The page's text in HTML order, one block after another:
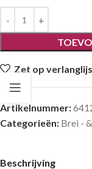
Zet op
Artikelnummer:
Categorieën: Brei -
Beschrijving